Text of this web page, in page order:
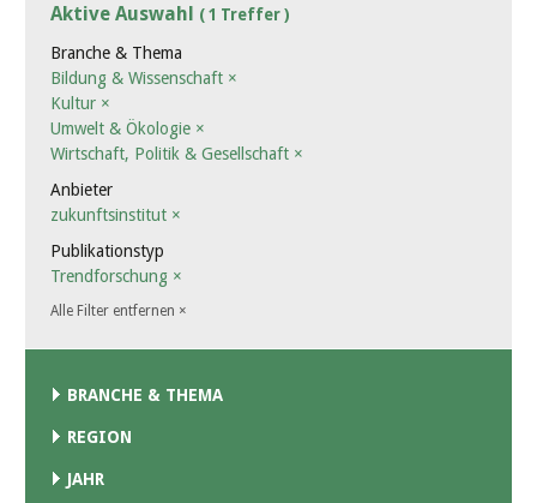
Aktive Auswahl ( 1 Treffer )
Branche & Thema
Bildung & Wissenschaft ×
Kultur ×
Umwelt & Ökologie ×
Wirtschaft, Politik & Gesellschaft ×
Anbieter
zukunftsinstitut ×
Publikationstyp
Trendforschung ×
Alle Filter entfernen ×
BRANCHE & THEMA
REGION
JAHR